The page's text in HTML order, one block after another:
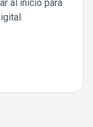
al inicio para